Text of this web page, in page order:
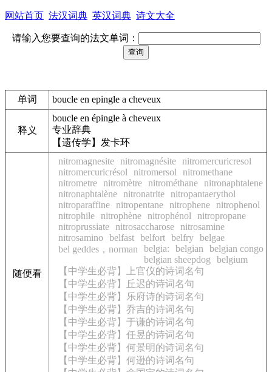
网站首页 法汉词典 英汉词典 诗文大全
请输入您要查询的法文单词：
单词 boucle en epingle a cheveux
释义
boucle en épingle à cheveux
专业辞典
【遗传学】发卡环
随便看
nitromagnesite nitromagnésite
nitromercuricresol
nitromercuricrésol
nitromersol
nitromethane
nitrometre
nitromètre nitrométhane
nitronaphtalene
nitronaphtalène
nitronatrite
nitropantaerythol
nitroparaffine
nitropentane nitrophene
nitrophenol
nitrophile
nitrophène nitrophénol
nitropropane
nitroprussiate
nitrosaccharose
nitrosamine
nitrosamino belfast belfort belfry belgae
bel geddes，norman
belgia: belgian
belgian congo
belgian sheepdog
belgium
【中学生必背】上官仪的诗词名句
【中学生必背】丘迟的诗词名句
【中学生必背】乐府诗的诗词名句
【中学生必背】乔吉的诗词名句
【中学生必背】于谦的诗词名句
【中学生必背】任昱的诗词名句
【中学生必背】何景明的诗词名句
【中学生必背】何逊的诗词名句